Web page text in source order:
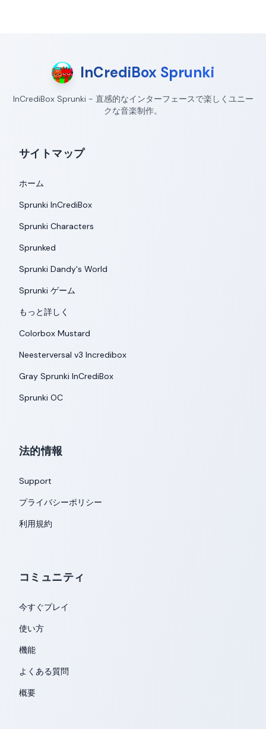
InCrediBox Sprunki
InCrediBox Sprunki - 直感的なインターフェースで楽しくユニー
クな音楽制作。
サイトマップ
ホーム
Sprunki InCrediBox
Sprunki Characters
Sprunked
Sprunki Dandy's World
Sprunki ゲーム
もっと詳しく
Colorbox Mustard
Neesterversal v3 Incredibox
Gray Sprunki InCrediBox
Sprunki OC
法的情報
Support
プライバシーポリシー
利用規約
コミュニティ
今すぐプレイ
使い方
機能
よくある質問
概要